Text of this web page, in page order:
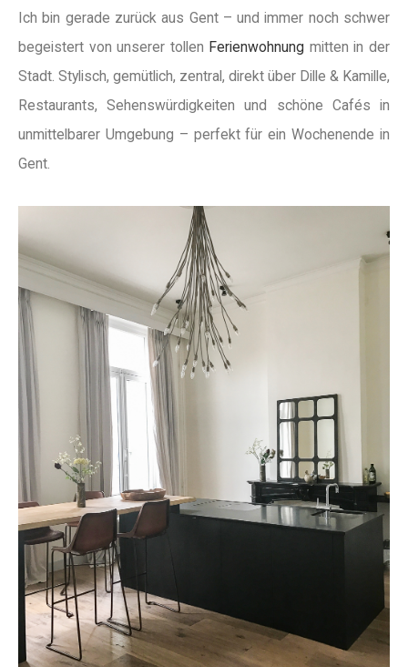
Ich bin gerade zurück aus Gent – und immer noch schwer
begeistert von unserer tollen Ferienwohnung mitten in der
Stadt. Stylisch, gemütlich, zentral, direkt über Dille & Kamille,
Restaurants, Sehenswürdigkeiten und schöne Cafés in
unmittelbarer Umgebung – perfekt für ein Wochenende in
Gent.